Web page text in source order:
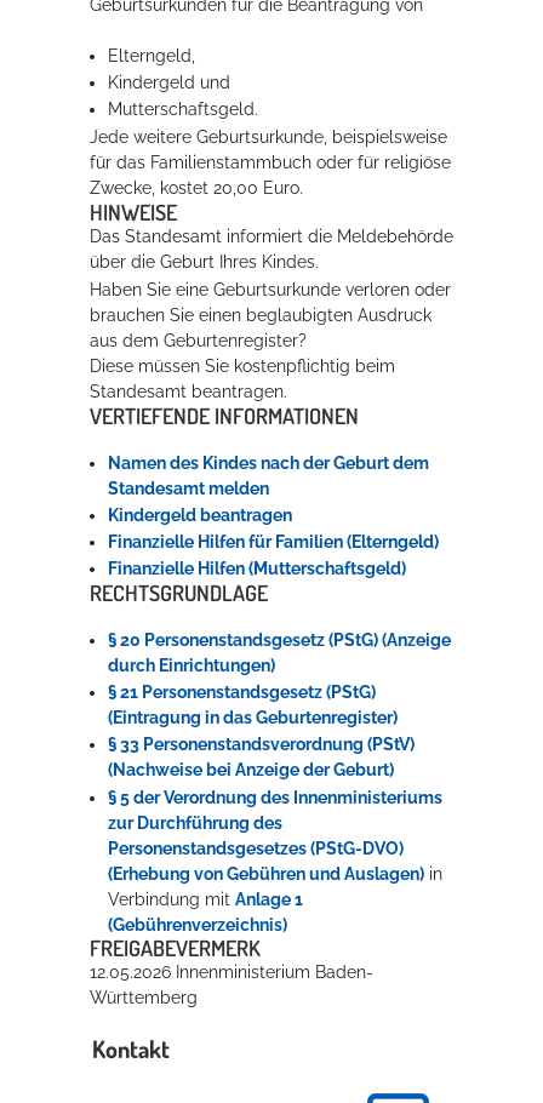
Geburtsurkunden für die Beantragung von
Elterngeld,
Kindergeld und
Mutterschaftsgeld.
Jede weitere Geburtsurkunde, beispielsweise
für das Familienstammbuch oder für religiöse
Zwecke, kostet 20,00 Euro.
HINWEISE
Das Standesamt informiert die Meldebehörde
über die Geburt Ihres Kindes.
Haben Sie eine Geburtsurkunde verloren oder
brauchen Sie einen beglaubigten Ausdruck
aus dem Geburtenregister?
Diese müssen Sie kostenpflichtig beim
Standesamt beantragen.
VERTIEFENDE INFORMATIONEN
Namen des Kindes nach der Geburt dem
Standesamt melden
Kindergeld beantragen
Finanzielle Hilfen für Familien (Elterngeld)
Finanzielle Hilfen (Mutterschaftsgeld)
RECHTSGRUNDLAGE
§ 20 Personenstandsgesetz (PStG) (Anzeige
durch Einrichtungen)
§ 21 Personenstandsgesetz (PStG)
(Eintragung in das Geburtenregister)
§ 33 Personenstandsverordnung (PStV)
(Nachweise bei Anzeige der Geburt)
§ 5 der Verordnung des Innenministeriums
zur Durchführung des
Personenstandsgesetzes (PStG-DVO)
(Erhebung von Gebühren und Auslagen) in
Verbindung mitAnlage 1
(Gebührenverzeichnis)
FREIGABEVERMERK
12.05.2026 Innenministerium Baden-
Württemberg
Kontakt